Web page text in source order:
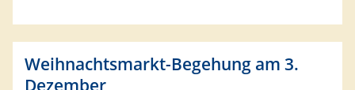
Weihnachtsmarkt-Begehung am 3.
Dezember